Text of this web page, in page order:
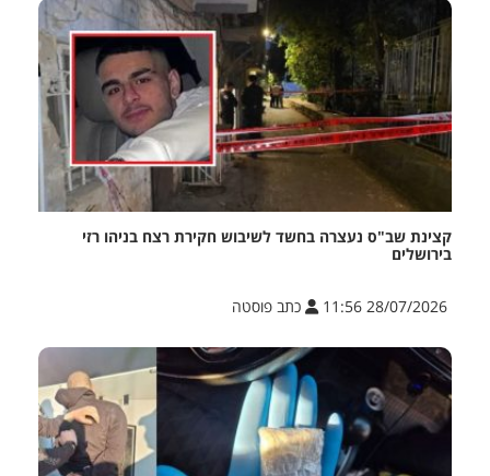
קצינת שב"ס נעצרה בחשד לשיבוש חקירת רצח בניהו רזי
בירושלים
28/07/2026 11:56 כתב פוסטה